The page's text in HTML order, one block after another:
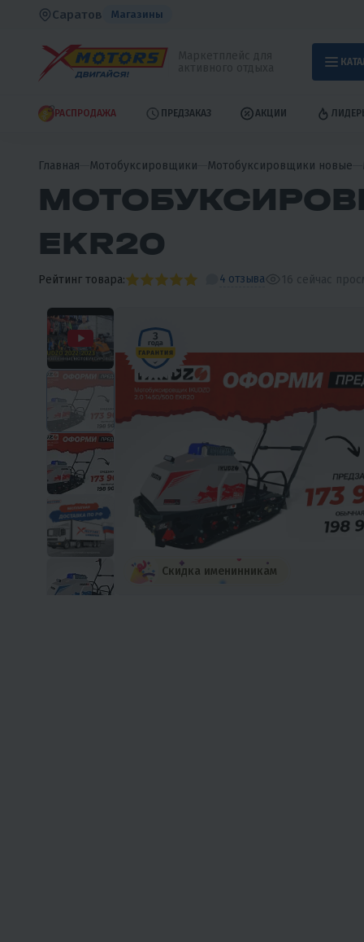
Саратов Магазины
РАСПРОДАЖА ПРЕДЗАКАЗ АКЦИИ
Главная Мотобуксировщики Мотобуксировщики новые
EKR20
Рейтинг товара: 4 отзыва 16 сейчас
Скидка именинникам